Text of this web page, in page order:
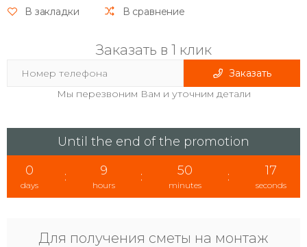
В закладки В сравнение
Заказать в 1 клик
Заказать
Мы перезвоним Вам и уточним детали
Until the end of the promotion
0
days
: 9
hours
: 50
minutes
: 17
seconds
Для получения сметы на монтаж